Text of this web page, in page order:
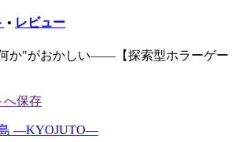
• レビュー
か"がおかしい――【探索型ホラーゲー